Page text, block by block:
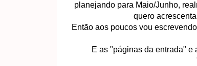
planejando para Maio/Junho,
quero
Então aos poucos vou
E as "páginas da entrada"